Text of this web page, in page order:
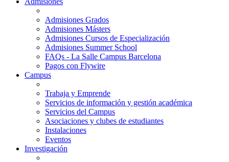
Admisiones Grados
Admisiones Másters
Admisiones Cursos de Especialización
Admisiones Summer School
FAQs - La Salle Campus Barcelona
Pagos con Flywire
Campus
Trabaja y Emprende
Servicios de información y gestión académica
Servicios del Campus
Asociaciones y clubes de estudiantes
Instalaciones
Eventos
Investigación